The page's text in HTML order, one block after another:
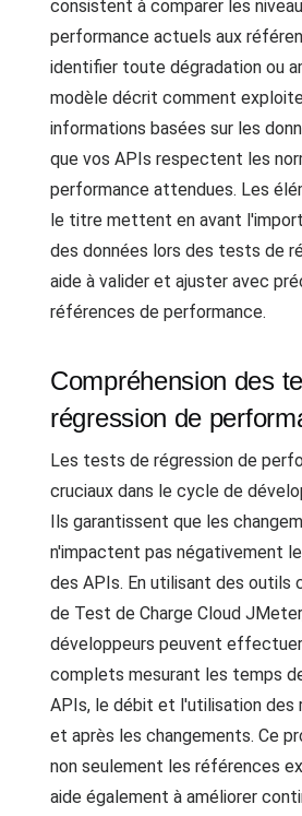
consistent à comparer les
performance actuels aux
identifier toute dégradation ou
modèle décrit comment
informations basées sur les
que vos APIs respectent les
performance attendues. Les
le titre mettent en avant
des données lors des tests de
aide à valider et ajuster avec
références de performance.
Compréhension des
régression de
Les tests de régression de
cruciaux dans le cycle de
Ils garantissent que les
n'impactent pas négativement
des APIs. En utilisant des outils
de Test de Charge Cloud
développeurs peuvent
complets mesurant les temps
APIs, le débit et l'utilisation des
et après les changements. Ce
non seulement les références
aide également à améliorer